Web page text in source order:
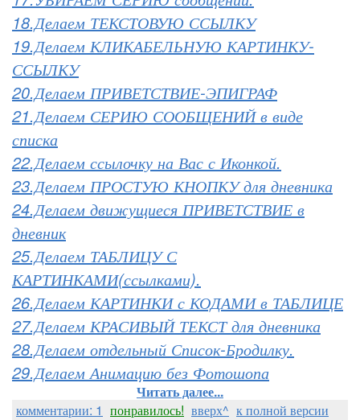
18.Делаем ТЕКСТОВУЮ ССЫЛКУ
19.Делаем КЛИКАБЕЛЬНУЮ КАРТИНКУ-
ССЫЛКУ
20.Делаем ПРИВЕТСТВИЕ-ЭПИГРАФ
21.Делаем СЕРИЮ СООБЩЕНИЙ в виде
списка
22.Делаем ссылочку на Вас с Иконкой.
23.Делаем ПРОСТУЮ КНОПКУ для дневника
24.Делаем движущиеся ПРИВЕТСТВИЕ в
дневник
25.Делаем ТАБЛИЦУ С
КАРТИНКАМИ(ссылками).
26.Делаем КАРТИНКИ с КОДАМИ в ТАБЛИЦЕ
27.Делаем КРАСИВЫЙ ТЕКСТ для дневника
28.Делаем отдельный Список-Бродилку.
29.Делаем Анимацию без Фотошопа
Читать далее...
комментарии: 1 понравилось! вверх^ к полной версии